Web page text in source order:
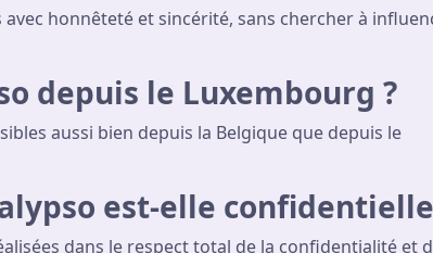
honnêteté et sincérité, sans chercher à
depuis le Luxembourg ?
aussi bien depuis la Belgique que depuis le
est-elle
dans le respect total de la confidentialité et